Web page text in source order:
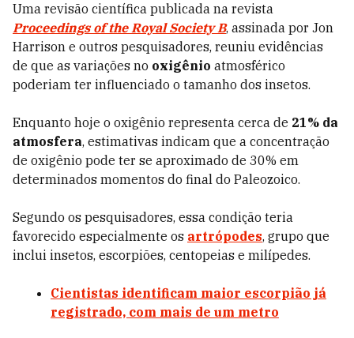
Uma revisão científica publicada na revista
Proceedings of the Royal Society B, assinada por Jon
Harrison e outros pesquisadores, reuniu evidências
de que as variações no oxigênio atmosférico
poderiam ter influenciado o tamanho dos insetos.
Enquanto hoje o oxigênio representa cerca de 21% da
atmosfera, estimativas indicam que a concentração
de oxigênio pode ter se aproximado de 30% em
determinados momentos do final do Paleozoico.
Segundo os pesquisadores, essa condição teria
favorecido especialmente os artrópodes, grupo que
inclui insetos, escorpiões, centopeias e milípedes.
Cientistas identificam maior escorpião já
registrado, com mais de um metro